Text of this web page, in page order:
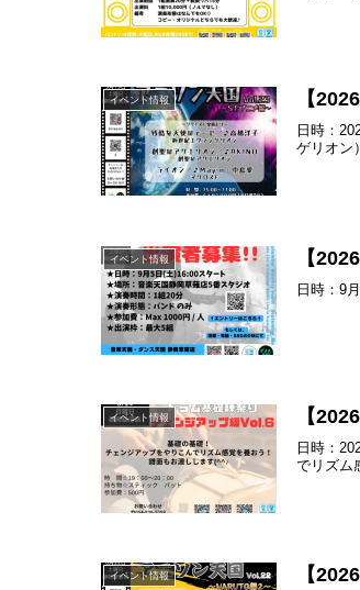
イベント情報 【
日時：
ゲリオン
イベント情報 【
日時：9
イベント情報 【
日時：
でリズム
イベント情報 【